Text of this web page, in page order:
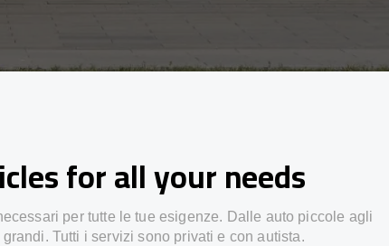
for all your needs
per tutte le tue esigenze. Dalle auto piccole agli
Tutti i servizi sono privati e con autista.